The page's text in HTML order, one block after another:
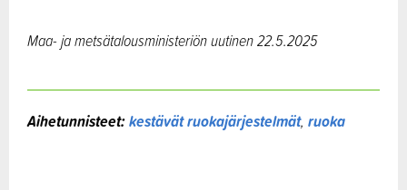
Maa- ja metsätalousministeriön uutinen 22.5.2025
Aihetunnisteet:kestävät ruokajärjestelmät, ruoka